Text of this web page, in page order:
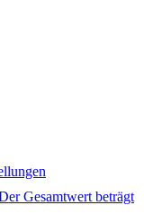
Gesamtwert beträgt